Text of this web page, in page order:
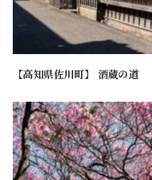
【高知県佐川町】 酒蔵の道